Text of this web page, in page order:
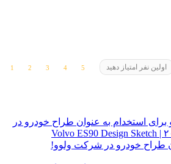
اولین نفر امتیاز دهید
طراح خودرو در شرکت ولوو!